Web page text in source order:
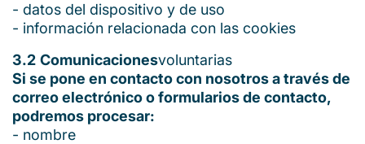
- datos del dispositivo y de uso
- información relacionada con las cookies
3.2 Comunicacionesvoluntarias
Si se pone en contacto con nosotros a través de
correo electrónico o formularios de contacto,
podremos procesar:
- nombre